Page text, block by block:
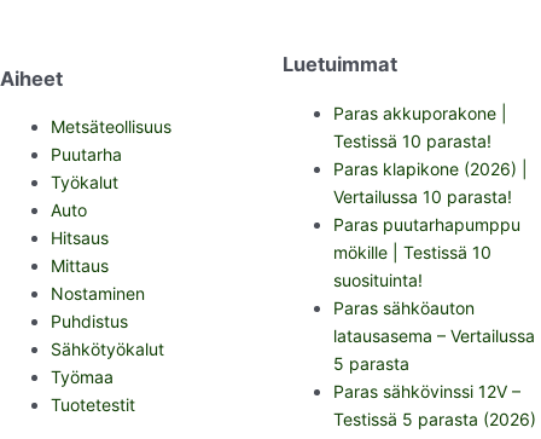
Aiheet
Metsäteollisuus
Puutarha
Työkalut
Auto
Hitsaus
Mittaus
Nostaminen
Puhdistus
Sähkötyökalut
Työmaa
Tuotetestit
Luetuimmat
Paras akkuporakone |
Testissä 10 parasta!
Paras klapikone (2026) |
Vertailussa 10 parasta!
Paras puutarhapumppu
mökille | Testissä 10
suosituinta!
Paras sähköauton
latausasema – Vertailussa
5 parasta
Paras sähkövinssi 12V –
Testissä 5 parasta (2026)